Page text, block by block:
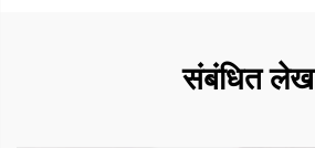
संबंधित लेख